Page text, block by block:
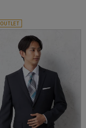
OUTLET